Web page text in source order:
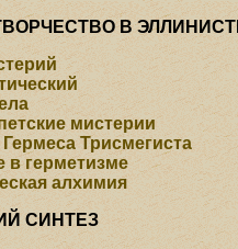
В
мистерии
Трисмегиста
в герметизме
алхимия
СИНТЕЗ